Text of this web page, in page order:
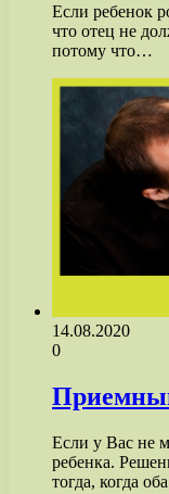
Если ребенок
что отец не
потому что…
14.08.2020
0
Если у Вас не
ребенка.
тогда, когда